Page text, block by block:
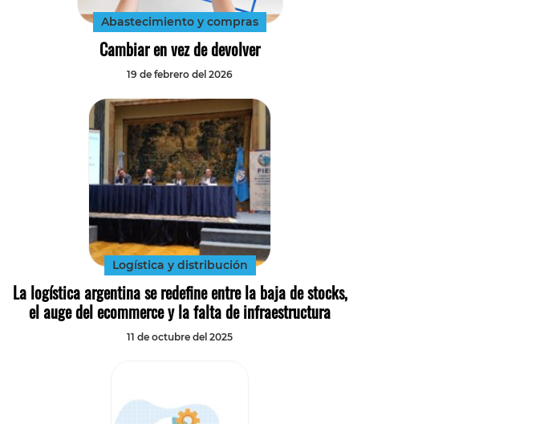
Abastecimiento y compras
Cambiar en vez de devolver
19 de febrero del 2026
Logística y distribución
La logística argentina se redefine entre la baja de stocks,
el auge del ecommerce y la falta de infraestructura
11 de octubre del 2025